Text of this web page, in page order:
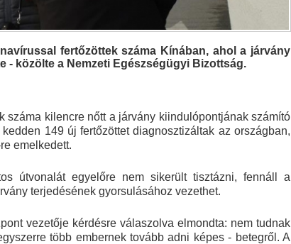
fertőzöttek száma Kínában, ahol a járvány
- közölte a Nemzeti Egészségügyi Bizottság.
száma kilencre nőtt a járvány kiindulópontjának számító
149 új fertőzöttet diagnosztizáltak az országban,
emelkedett.
útvonalát egyelőre nem sikerült tisztázni, fennáll a
terjedésének gyorsulásához vezethet.
vezetője kérdésre válaszolva elmondta: nem tudnak
több embernek tovább adni képes - betegről. A